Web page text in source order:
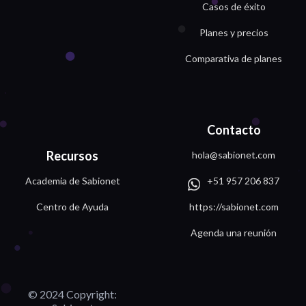
Casos de éxito
Planes y precios
Comparativa de planes
Recursos
Academia de Sabionet
Centro de Ayuda
Contacto
hola@sabionet.com
+51 957 206 837
https://sabionet.com
Agenda una reunión
© 2024 Copyright: